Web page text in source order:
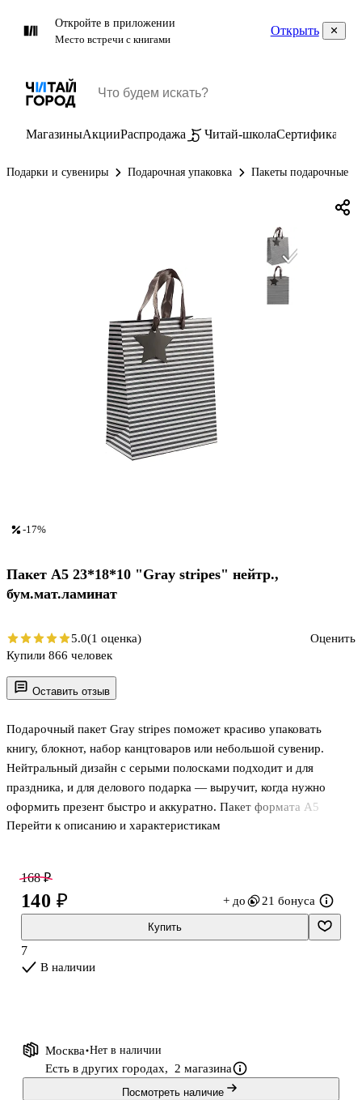
Откройте в приложении
Место встречи с книгами
Открыть
МагазиныАкцииРаспродажа Читай-школаСертификаты
Подарки и сувениры Подарочная упаковка Пакеты подарочные
Оставить отзыв
Подарочный пакет Gray stripes поможет красиво упаковать
книгу, блокнот, набор канцтоваров или небольшой сувенир.
Нейтральный дизайн с серыми полосками подходит и для
праздника, и для делового подарка — выручит, когда нужно
оформить презент быстро и аккуратно. Пакет формата А5
выполнен из бумаги с матовой ламинацией: поверхность
Перейти к описанию и характеристикам
-17%
Пакет А5 23*18*10 "Gray stripes" нейтр.,
бум.мат.ламинат
5.0(1 оценка)
Оценить
Купили 866 человек
168 ₽
140 ₽ + до 21 бонуса
Купить
7
В наличии
Москва Нет в наличии
Есть в других городах, 2 магазина
Посмотреть наличие